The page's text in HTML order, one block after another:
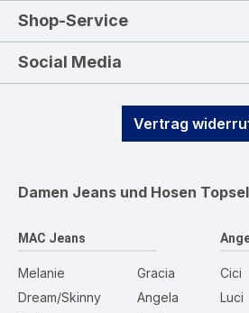
Shop-Service
Social Media
Vertrag
Damen Jeans und Hosen
MAC Jeans
Melanie
Dream/Skinny
Gracia
Angela
Cici
Luci